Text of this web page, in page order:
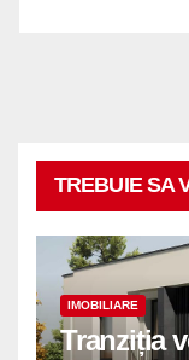
TREBUIE SA
IMOBILIARE
Tranziția